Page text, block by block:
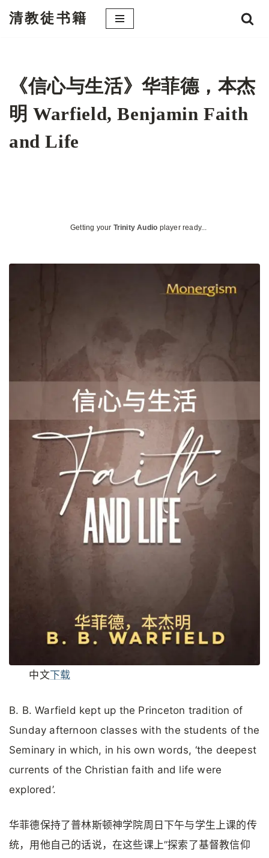
清教徒书籍
《信心与生活》华菲德，本杰
明 Warfield, Benjamin Faith
and Life
Getting your Trinity Audio player ready...
中文下载
B. B. Warfield kept up the Princeton tradition of
Sunday afternoon classes with the students of the
Seminary in which, in his own words, ‘the deepest
currents of the Christian faith and life were
explored’.
华菲德保持了普林斯顿神学院周日下午与学生上课的传
统，用他自己的话说，在这些课上”探索了基督教信仰